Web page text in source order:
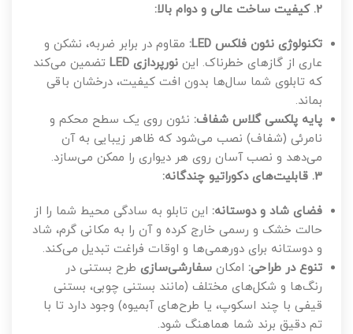
2. کیفیت ساخت عالی و دوام بالا:
تکنولوژی نئون فلکس LED:
مقاوم در برابر ضربه، نشکن و
عاری از گازهای خطرناک. این نورپردازی LED
تضمین می‌کند
که تابلوی شما سال‌ها بدون افت کیفیت، درخشان باقی
بماند.
پایه پلکسی گلاس شفاف: نئون روی یک سطح محکم و
نامرئی (شفاف) نصب می‌شود که ظاهر زیبایی به آن
می‌دهد و نصب آسان روی هر دیواری را ممکن می‌سازد.
3. قابلیت‌های دکوراتیو چندگانه:
فضای شاد و دوستانه: این تابلو به سادگی محیط شما را از
حالت خشک و رسمی خارج کرده و آن را به مکانی گرم، شاد
و دوستانه برای دورهمی‌ها و اوقات فراغت تبدیل می‌کند.
تنوع در طراحی: امکان سفارشی‌سازی طرح بستنی در
رنگ‌ها و شکل‌های مختلف (مانند بستنی چوبی، بستنی
قیفی با چند اسکوپ، یا طرح‌های آبمیوه) وجود دارد تا با
تم دقیق برند شما هماهنگ شود.